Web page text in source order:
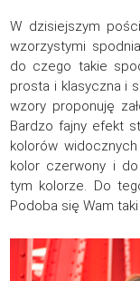
W dzisiejszym
wzorzystymi
do czego takie
prosta i klasyczna i
wzory proponuję
Bardzo fajny efekt
kolorów
kolor czerwony i do
tym kolorze. Do
Podoba się Wam